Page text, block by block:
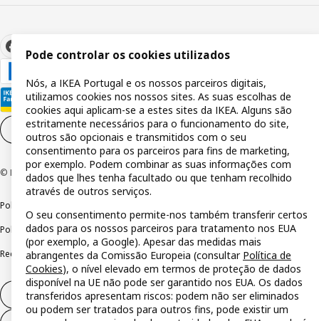
Definições de cookies PT
© Inter IKEA Systems B.V 1999-2026
Política de privacidade
Política de divulgação responsávelLivro de reclamações
Reclamações e resolução de litígios
Direito de livre resolução
Pode controlar os cookies utilizados
Nós, a IKEA Portugal e os nossos parceiros digitais,
utilizamos cookies nos nossos sites. As suas escolhas de
cookies aqui aplicam-se a estes sites da IKEA. Alguns são
estritamente necessários para o funcionamento do site,
outros são opcionais e transmitidos com o seu
consentimento para os parceiros para fins de marketing,
por exemplo. Podem combinar as suas informações com
dados que lhes tenha facultado ou que tenham recolhido
através de outros serviços.
O seu consentimento permite-nos também transferir certos
dados para os nossos parceiros para tratamento nos EUA
(por exemplo, a Google). Apesar das medidas mais
abrangentes da Comissão Europeia (consultar Política de
Cookies), o nível elevado em termos de proteção de dados
disponível na UE não pode ser garantido nos EUA. Os dados
transferidos apresentam riscos: podem não ser eliminados
ou podem ser tratados para outros fins, pode existir um